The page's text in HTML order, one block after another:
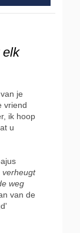
elk
je
vriend
ik hoop
u
verheugt
weg
van de